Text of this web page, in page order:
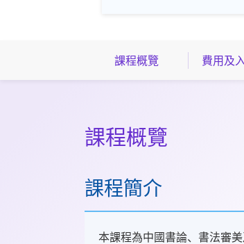
課程概覽 費用及
課程概覽
課程簡介
本課程為中國書論、書法審